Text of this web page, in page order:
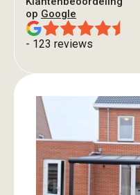
op Google
- 123 reviews